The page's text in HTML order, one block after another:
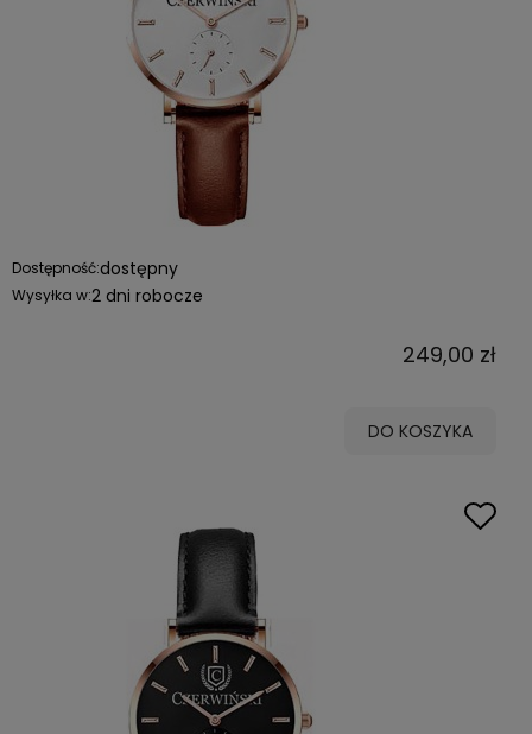
Dostępność:dostępny
Wysyłka w:2 dni robocze
249,00 zł
DO KOSZYKA